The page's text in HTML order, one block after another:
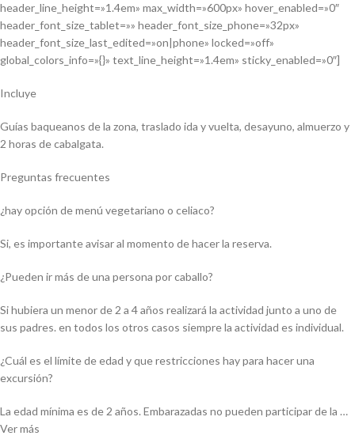
header_line_height=»1.4em» max_width=»600px» hover_enabled=»0″
header_font_size_tablet=»» header_font_size_phone=»32px»
header_font_size_last_edited=»on|phone» locked=»off»
global_colors_info=»{}» text_line_height=»1.4em» sticky_enabled=»0″]
Incluye
Guías baqueanos de la zona, traslado ida y vuelta, desayuno, almuerzo y
2 horas de cabalgata.
Preguntas frecuentes
¿hay opción de menú vegetariano o celiaco?
Si, es importante avisar al momento de hacer la reserva.
¿Pueden ir más de una persona por caballo?
Si hubiera un menor de 2 a 4 años realizará la actividad junto a uno de
sus padres. en todos los otros casos siempre la actividad es individual.
¿Cuál es el límite de edad y que restricciones hay para hacer una
excursión?
La edad mínima es de 2 años. Embarazadas no pueden participar de la …
Ver más